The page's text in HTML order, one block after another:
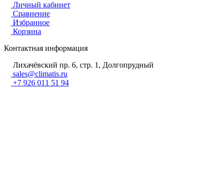
Личный кабинет
Сравнение
Избранное
Корзина
Контактная информация
Лихачёвский пр. 6, стр. 1, Долгопрудный
sales@climatis.ru
+7 926 011 51 94